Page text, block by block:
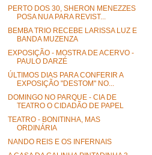
PERTO DOS 30, SHERON MENEZZES
POSA NUA PARA REVIST...
BEMBA TRIO RECEBE LARISSA LUZ E
BANDA MUZENZA
EXPOSIÇÃO - MOSTRA DE ACERVO -
PAULO DARZÉ
ÚLTIMOS DIAS PARA CONFERIR A
EXPOSIÇÃO "DESTOM" NO...
DOMINGO NO PARQUE - CIA DE
TEATRO O CIDADÃO DE PAPEL
TEATRO - BONITINHA, MAS
ORDINÁRIA
NANDO REIS E OS INFERNAIS